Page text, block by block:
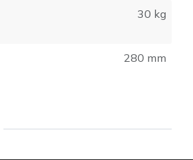
30 kg
280 mm